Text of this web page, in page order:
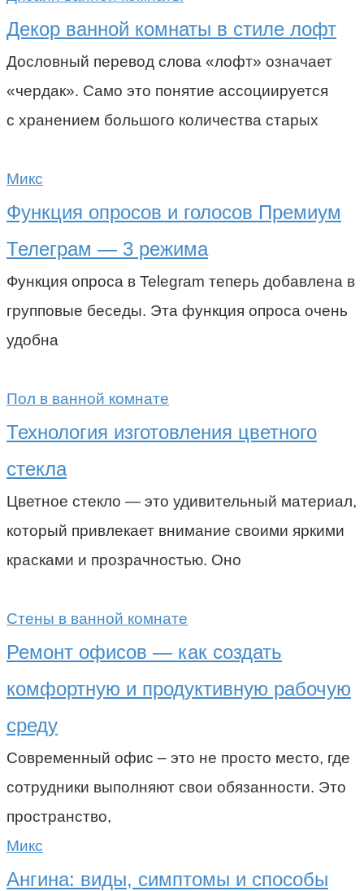
Декор ванной комнаты в стиле лофт
Дословный перевод слова «лофт» означает
«чердак». Само это понятие ассоциируется
с хранением большого количества старых
Микс
Функция опросов и голосов Премиум
Телеграм — 3 режима
Функция опроса в Telegram теперь добавлена в
групповые беседы. Эта функция опроса очень
удобна
Пол в ванной комнате
Технология изготовления цветного
стекла
Цветное стекло — это удивительный материал,
который привлекает внимание своими яркими
красками и прозрачностью. Оно
Стены в ванной комнате
Ремонт офисов — как создать
комфортную и продуктивную рабочую
среду
Современный офис – это не просто место, где
сотрудники выполняют свои обязанности. Это
пространство,
Микс
Ангина: виды, симптомы и способы